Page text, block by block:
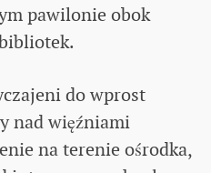
pawilonie obok
do wprost
nad więźniami
na terenie ośrodka,